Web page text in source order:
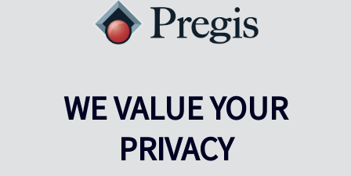
Centre Pregis IQ
Park Forum 1053
WE VALUE YOUR
PRIVACY